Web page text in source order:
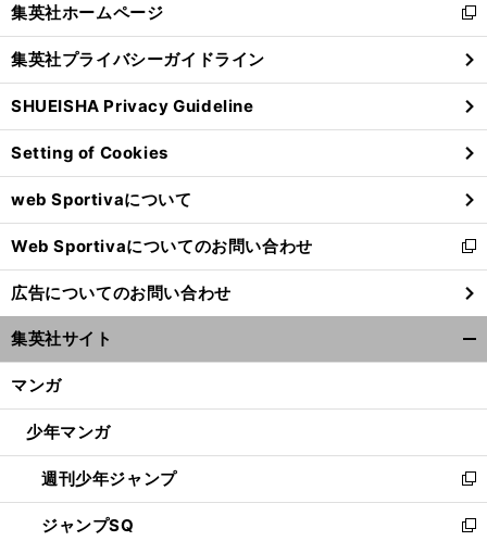
。
前
閉
る
集英社ホームページ
新
し
い
ウ
ィ
ン
ド
ウ
で
開
く
集英社プライバシーガイドライン
SHUEISHA Privacy Guideline
Setting of Cookies
web Sportivaについて
Web Sportivaについてのお問い合わせ
新
し
い
ウ
ィ
ン
ウ
開
く
広告についてのお問い合わせ
集英社サイト
マンガ
少年マンガ
週刊少年ジャンプ
新
し
い
ジャンプSQ
新